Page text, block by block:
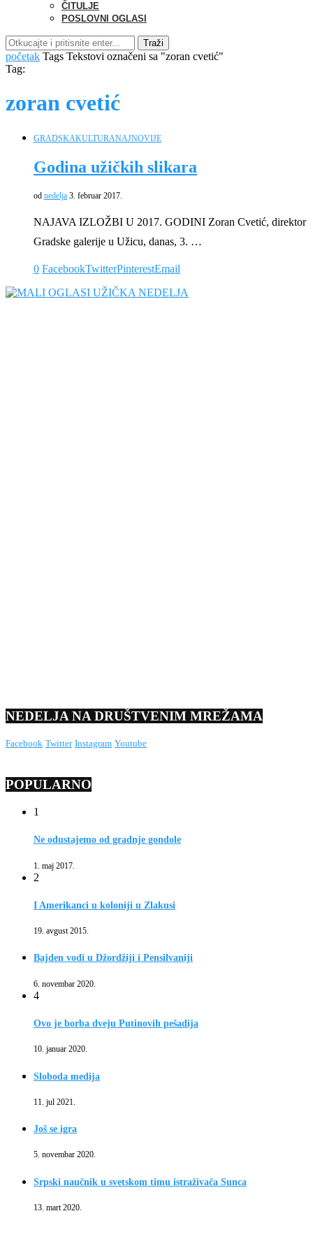
ČITULJE
POSLOVNI OGLASI
Traži
početak Tags Tekstovi označeni sa "zoran cvetić"
Tag:
zoran cvetić
GRADSKAKULTURANAJNOVIJE
Godina užičkih slikara
od nedelja 3. februar 2017.
NAJAVA IZLOŽBI U 2017. GODINI Zoran Cvetić, direktor
Gradske galerije u Užicu, danas, 3. …
0 FacebookTwitterPinterestEmail
NEDELJA NA DRUŠTVENIM MREŽAMA
Facebook Twitter Instagram Youtube
POPULARNO
1
Ne odustajemo od gradnje gondole
1. maj 2017.
2
I Amerikanci u koloniji u Zlakusi
19. avgust 2015.
Bajden vodi u Džordžiji i Pensilvaniji
6. novembar 2020.
4
Ovo je borba dveju Putinovih pešadija
10. januar 2020.
Sloboda medija
11. jul 2021.
Još se igra
5. novembar 2020.
Srpski naučnik u svetskom timu istraživača Sunca
13. mart 2020.